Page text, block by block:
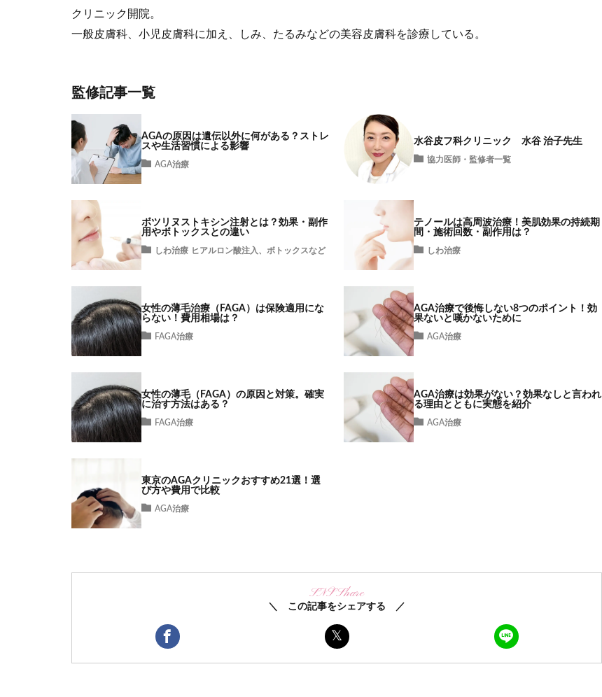
クリニック開院。
一般皮膚科、小児皮膚科に加え、しみ、たるみなどの美容皮膚科を診療している。
監修記事一覧
AGAの原因は遺伝以外に何がある？ストレ
スや生活習慣による影響
AGA治療
水谷皮フ科クリニック 水谷 治子先生
協力医師・監修者一覧
ボツリヌストキシン注射とは？効果・副作
用やボトックスとの違い
しわ治療 ヒアルロン酸注入、ボトックスなど
テノールは高周波治療！美肌効果の持続期
間・施術回数・副作用は？
しわ治療
女性の薄毛治療（FAGA）は保険適用にな
らない！費用相場は？
FAGA治療
AGA治療で後悔しない8つのポイント！効
果ないと嘆かないために
AGA治療
女性の薄毛（FAGA）の原因と対策。確実
に治す方法はある？
FAGA治療
AGA治療は効果がない？効果なしと言われ
る理由とともに実態を紹介
AGA治療
東京のAGAクリニックおすすめ21選！選
び方や費用で比較
AGA治療
SNS Share
＼ この記事をシェアする ／